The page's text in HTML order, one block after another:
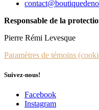
Responsable de la
Pierre Rémi Levesque
Paramètres de témoins
Suivez-nous!
Facebook
Instagram